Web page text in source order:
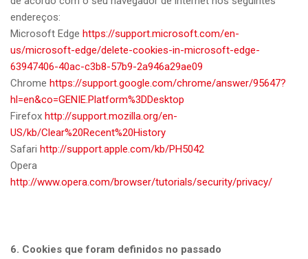
endereços:
Microsoft Edge https://support.microsoft.com/en-
us/microsoft-edge/delete-cookies-in-microsoft-edge-
63947406-40ac-c3b8-57b9-2a946a29ae09
Chrome https://support.google.com/chrome/answer/95647?
hl=en&co=GENIE.Platform%3DDesktop
Firefox http://support.mozilla.org/en-
US/kb/Clear%20Recent%20History
Safari http://support.apple.com/kb/PH5042
Opera
http://www.opera.com/browser/tutorials/security/privacy/
6. Cookies que foram definidos no passado